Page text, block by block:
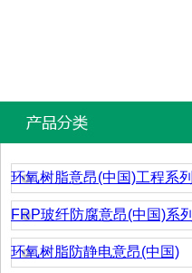
环氧树脂意昂(中国)工程系列
FRP玻纤防腐意昂(中国)系列
环氧树脂防静电意昂(中国)